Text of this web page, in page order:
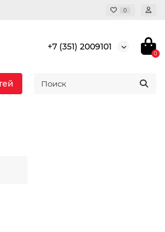
0
+7 (351) 2009101
0